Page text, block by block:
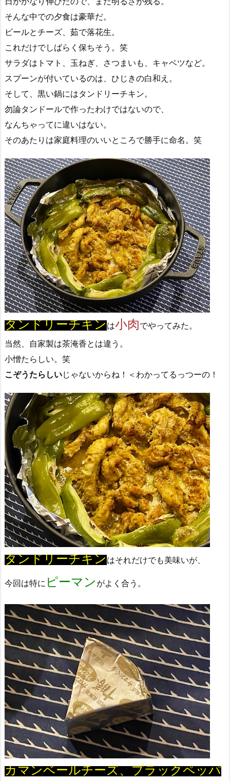
そんな中での夕食は豪華だ。
ビールとチーズ、茹で落花生。
これだけでしばらく保ちそう。笑
サラダはトマト、玉ねぎ、さつまいも、キャベツなど。
スプーンが付いているのは、ひじきの白和え。
そして、黒い鍋にはタンドリーチキン。
勿論タンドールで作ったわけではないので、
なんちゃってに違いはない。
そのあたりは家庭料理のいいところで勝手に命名。笑
タンドリーチキンは小肉でやってみた。
当然、自家製は茶淹香とは違う。
小憎たらしい。笑
こぞうたらしいじゃないからね！＜わかってるっつーの！
タンドリーチキンはそれだけでも美味いが、
今回は特に ピーマン がよく合う。
カマンベールチーズ、プラックペッパ